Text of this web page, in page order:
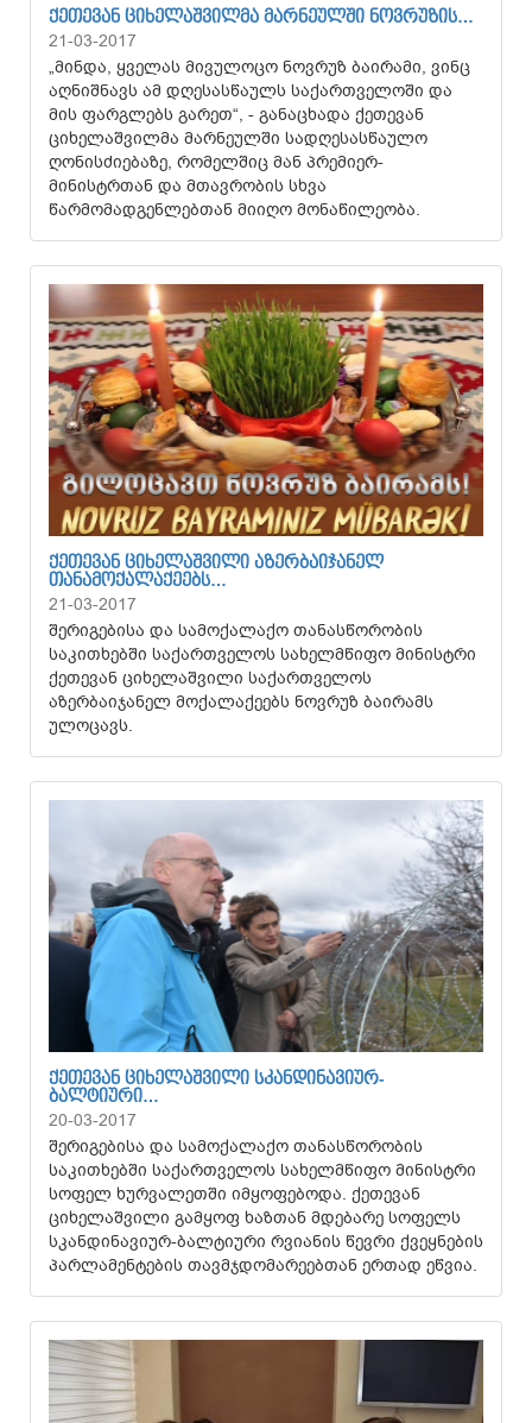
ᲥᲔᲗᲔᲕᲐᲜ ᲪᲘᲮᲔᲚᲐᲨᲕᲘᲚᲛᲐ ᲛᲐᲠᲜᲔᲣᲚᲨᲘ ᲜᲝᲕᲠᲣᲖᲘᲡ…
21-03-2017
„მინდა, ყველას მივულოცო ნოვრუზ ბაირამი, ვინც
აღნიშნავს ამ დღესასწაულს საქართველოში და
მის ფარგლებს გარეთ“, - განაცხადა ქეთევან
ციხელაშვილმა მარნეულში სადღესასწაულო
ღონისძიებაზე, რომელშიც მან პრემიერ-
მინისტრთან და მთავრობის სხვა
წარმომადგენლებთან მიიღო მონაწილეობა.
ᲥᲔᲗᲔᲕᲐᲜ ᲪᲘᲮᲔᲚᲐᲨᲕᲘᲚᲘ ᲐᲖᲔᲠᲑᲐᲘᲯᲐᲜᲔᲚ
ᲗᲐᲜᲐᲛᲝᲥᲐᲚᲐᲥᲔᲔᲑᲡ…
21-03-2017
შერიგებისა და სამოქალაქო თანასწორობის
საკითხებში საქართველოს სახელმწიფო მინისტრი
ქეთევან ციხელაშვილი საქართველოს
აზერბაიჯანელ მოქალაქეებს ნოვრუზ ბაირამს
ულოცავს.
ᲥᲔᲗᲔᲕᲐᲜ ᲪᲘᲮᲔᲚᲐᲨᲕᲘᲚᲘ ᲡᲙᲐᲜᲓᲘᲜᲐᲕᲘᲣᲠ-
ᲑᲐᲚᲢᲘᲣᲠᲘ…
20-03-2017
შერიგებისა და სამოქალაქო თანასწორობის
საკითხებში საქართველოს სახელმწიფო მინისტრი
სოფელ ხურვალეთში იმყოფებოდა. ქეთევან
ციხელაშვილი გამყოფ ხაზთან მდებარე სოფელს
სკანდინავიურ-ბალტიური რვიანის წევრი ქვეყნების
პარლამენტების თავმჯდომარეებთან ერთად ეწვია.